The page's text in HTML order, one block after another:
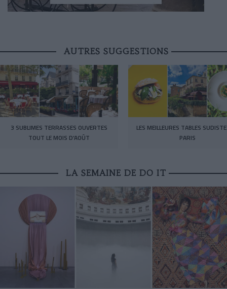
AUTRES SUGGESTIONS
3 SUBLIMES TERRASSES OUVERTES
TOUT LE MOIS D’AOÛT
LES MEILLEURES TABLES
PARIS
LA SEMAINE DE DO IT